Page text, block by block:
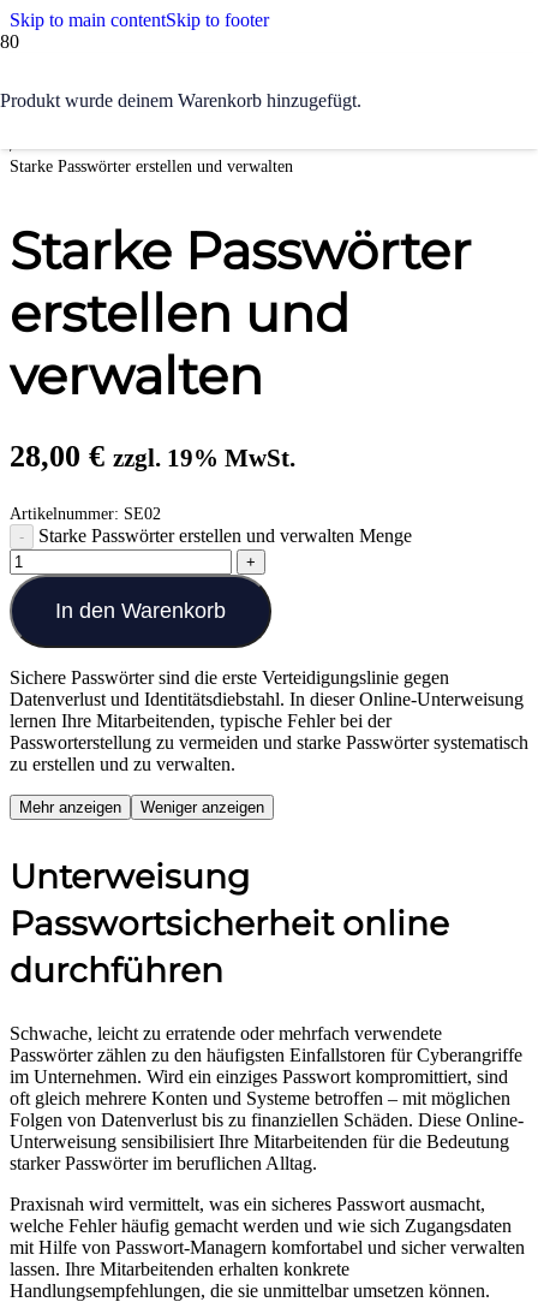
Skip to main contentSkip to footer
Produkt wurde deinem Warenkorb hinzugefügt.
/
/
Starke Passwörter erstellen und verwalten
Starke Passwörter
erstellen und
verwalten
28,00 € zzgl. 19% MwSt.
Artikelnummer: SE02
Starke Passwörter erstellen und verwalten Menge
In den Warenkorb
Sichere Passwörter sind die erste Verteidigungslinie gegen
Datenverlust und Identitätsdiebstahl. In dieser Online-Unterweisung
lernen Ihre Mitarbeitenden, typische Fehler bei der
Passworterstellung zu vermeiden und starke Passwörter systematisch
zu erstellen und zu verwalten.
Mehr anzeigen Weniger anzeigen
Unterweisung
Passwortsicherheit online
durchführen
Schwache, leicht zu erratende oder mehrfach verwendete
Passwörter zählen zu den häufigsten Einfallstoren für Cyberangriffe
im Unternehmen. Wird ein einziges Passwort kompromittiert, sind
oft gleich mehrere Konten und Systeme betroffen – mit möglichen
Folgen von Datenverlust bis zu finanziellen Schäden. Diese Online-
Unterweisung sensibilisiert Ihre Mitarbeitenden für die Bedeutung
starker Passwörter im beruflichen Alltag.
Praxisnah wird vermittelt, was ein sicheres Passwort ausmacht,
welche Fehler häufig gemacht werden und wie sich Zugangsdaten
mit Hilfe von Passwort-Managern komfortabel und sicher verwalten
lassen. Ihre Mitarbeitenden erhalten konkrete
Handlungsempfehlungen, die sie unmittelbar umsetzen können.